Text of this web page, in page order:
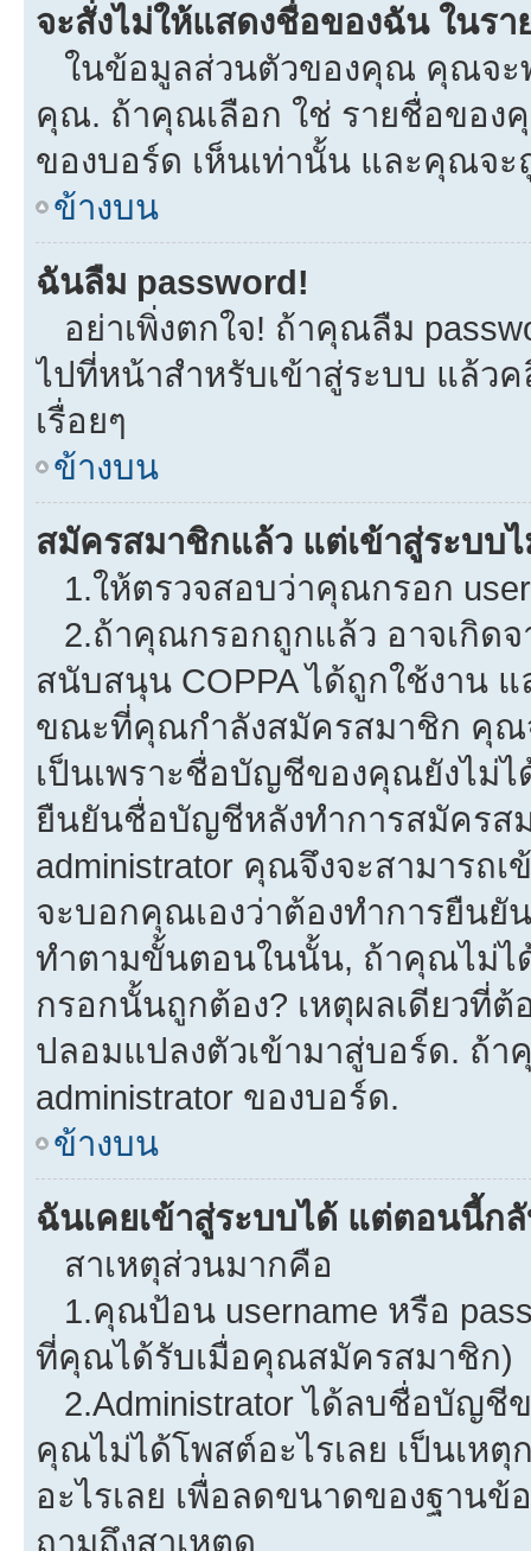
จะสั่งไม่ให้แสดงชื่อของฉัน ในร
ในข้อมูลส่วนตัวของคุณ คุณจะ
คุณ. ถ้าคุณเลือก ใช่ รายชื่อของ
ของบอร์ด เห็นเท่านั้น และคุณจ
ข้างบน
ฉันลืม password!
อย่าเพิ่งตกใจ! ถ้าคุณลืม
ไปที่หน้าสำหรับเข้าสู่ระบบ แล้ว
เรื่อยๆ
ข้างบน
สมัครสมาชิกแล้ว แต่เข้าสู่ระบบ
1.ให้ตรวจสอบว่าคุณกรอก
2.ถ้าคุณกรอกถูกแล้ว อาจเกิดจ
สนับสนุน COPPA ได้ถูกใช้งาน
ขณะที่คุณกำลังสมัครสมาชิก คุณ
เป็นเพราะชื่อบัญชีของคุณยังไม่
ยืนยันชื่อบัญชีหลังทำการสมัครส
administrator คุณจึงจะสามารถ
จะบอกคุณเองว่าต้องทำการยืน
ทำตามขั้นตอนในนั้น, ถ้าคุณไม่ไ
กรอกนั้นถูกต้อง? เหตุผลเดียวที่
ปลอมแปลงตัวเข้ามาสู่บอร์ด. ถ้
administrator ของบอร์ด.
ข้างบน
ฉันเคยเข้าสู่ระบบได้ แต่ตอนนี้ก
สาเหตุส่วนมากคือ
1.คุณป้อน username หรือ
ที่คุณได้รับเมื่อคุณสมัครสมาชิก)
2.Administrator ได้ลบชื่อบัญชี
คุณไม่ได้โพสต์อะไรเลย เป็นเห
อะไรเลย เพื่อลดขนาดของฐาน
ถามถึงสาเหตุดู.